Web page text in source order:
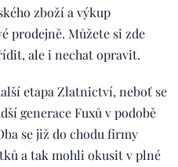
zboží a výkup
prodejně. Můžete si zde
ale i nechat opravit.
etapa Zlatnictví, neboť se
generace Fuxů v podobě
se již do chodu firmy
a tak mohli okusit v plné